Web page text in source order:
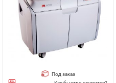
Под заказ